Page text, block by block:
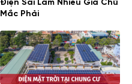
Điện Sai Lầm Nhiều Gia Chủ
Mắc Phải